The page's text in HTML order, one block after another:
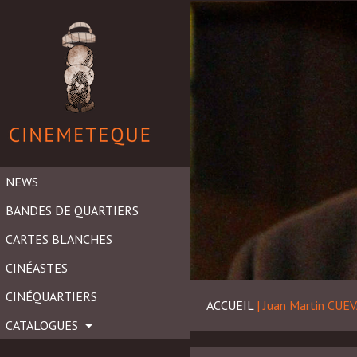
NEWS
BANDES DE QUARTIERS
CARTES BLANCHES
CINÉASTES
CINÉQUARTIERS
CATALOGUES
ACCUEIL |Juan Martin